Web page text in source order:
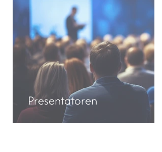
Presentatoren